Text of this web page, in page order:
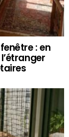
: en